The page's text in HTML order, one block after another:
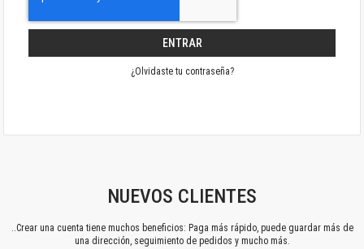
ENTRAR
¿Olvidaste tu contraseña?
NUEVOS CLIENTES
..Crear una cuenta tiene muchos beneficios: Paga más rápido, puede guardar más de
una dirección, seguimiento de pedidos y mucho más.